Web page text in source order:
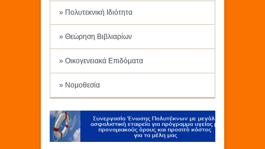
» Πολυτεκνική Ιδιότητα
» Θεώρηση Βιβλιαρίων
» Οικογενειακά Επιδόματα
» Νομοθεσία